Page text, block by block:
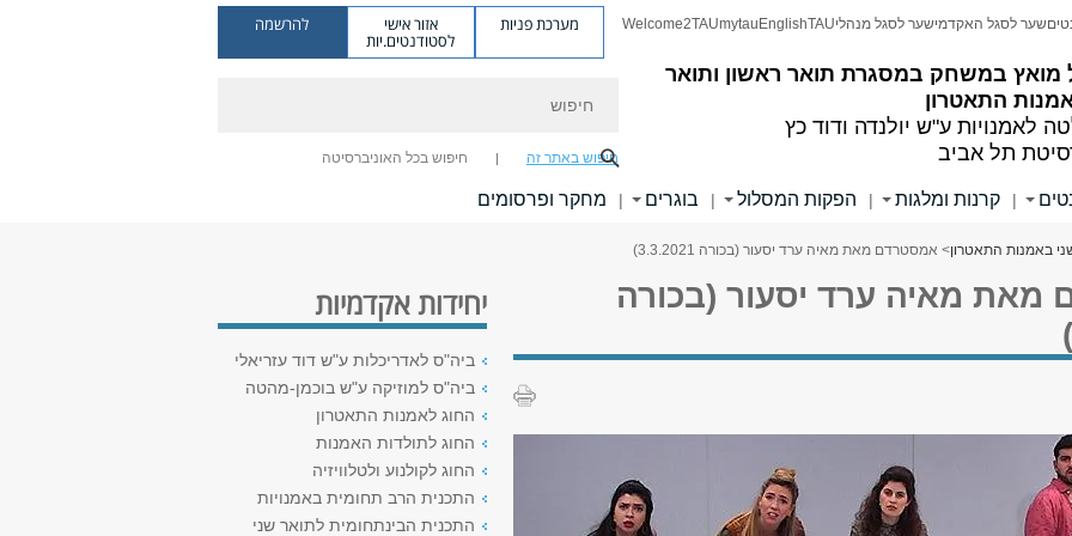
מואץ במשחק במסגרת תואר ראשון ותואר
התאטרון
לאמנויות ע"ש יולנדה ודוד כץ
תל אביב
שער לסגל האקדמישער לסגל מנהליTAU
English
mytau
Welcome2TAU מערכת פניות אזור אישי
לסטודנטים.יות
להרשמה
חיפוש באתר זה חיפוש בכל האוניברסיטה
| קרנות ומלגות | הפקות המסלול | בוגרים | מחקר ופרסומים
באמנות התאטרון> אמסטרדם מאת מאיה ערד יסעור (בכורה 3.3.2021)
מאת מאיה ערד יסעור (בכורה
יחידות אקדמיות
ביה"ס לאדריכלות ע"ש דוד עזריאלי
ביה"ס למוזיקה ע"ש בוכמן-מהטה
החוג לאמנות התאטרון
החוג לתולדות האמנות
החוג לקולנוע ולטלוויזיה
התכנית הרב תחומית באמנויות
התכנית הבינתחומית לתואר שני